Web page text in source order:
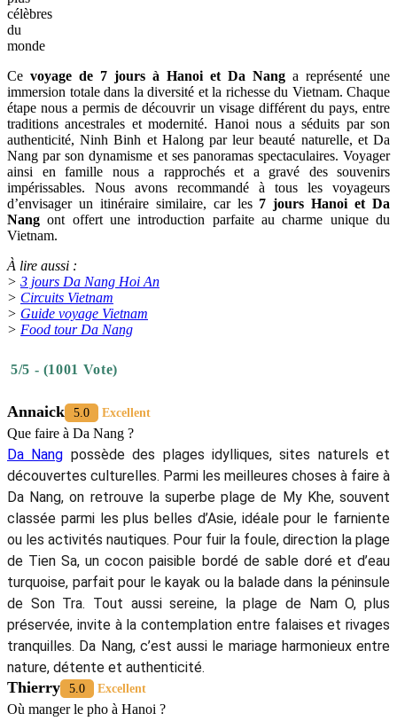
célèbres
du
monde
Ce voyage de 7 jours à Hanoi et Da Nang a représenté une
immersion totale dans la diversité et la richesse du Vietnam. Chaque
étape nous a permis de découvrir un visage différent du pays, entre
traditions ancestrales et modernité. Hanoi nous a séduits par son
authenticité, Ninh Binh et Halong par leur beauté naturelle, et Da
Nang par son dynamisme et ses panoramas spectaculaires. Voyager
ainsi en famille nous a rapprochés et a gravé des souvenirs
impérissables. Nous avons recommandé à tous les voyageurs
d’envisager un itinéraire similaire, car les 7 jours Hanoi et Da
Nang ont offert une introduction parfaite au charme unique du
Vietnam.
À lire aussi :
> 3 jours Da Nang Hoi An
> Circuits Vietnam
> Guide voyage Vietnam
> Food tour Da Nang
5/5 - (1001 Vote)
Annaick 5.0 Excellent
Que faire à Da Nang ?
Da Nang possède des plages idylliques, sites naturels et
découvertes culturelles. Parmi les meilleures choses à faire à
Da Nang, on retrouve la superbe plage de My Khe, souvent
classée parmi les plus belles d’Asie, idéale pour le farniente
ou les activités nautiques. Pour fuir la foule, direction la plage
de Tien Sa, un cocon paisible bordé de sable doré et d’eau
turquoise, parfait pour le kayak ou la balade dans la péninsule
de Son Tra. Tout aussi sereine, la plage de Nam O, plus
préservée, invite à la contemplation entre falaises et rivages
tranquilles. Da Nang, c’est aussi le mariage harmonieux entre
nature, détente et authenticité.
Thierry 5.0 Excellent
Où manger le pho à Hanoi ?